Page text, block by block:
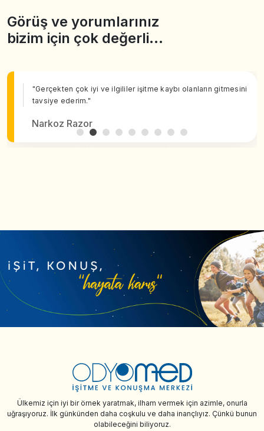
Görüş ve yorumlarınız
bizim için çok değerli…
"Gerçekten çok iyi ve ilgililer işitme kaybı olanların gitmesini
tavsiye ederim."
Narkoz Razor
Ülkemiz için iyi bir örnek yaratmak, ilham vermek için azimle, onurla
uğraşıyoruz. İlk günkünden daha coşkulu ve daha inançlıyız. Çünkü bunun
olabileceğini biliyoruz.